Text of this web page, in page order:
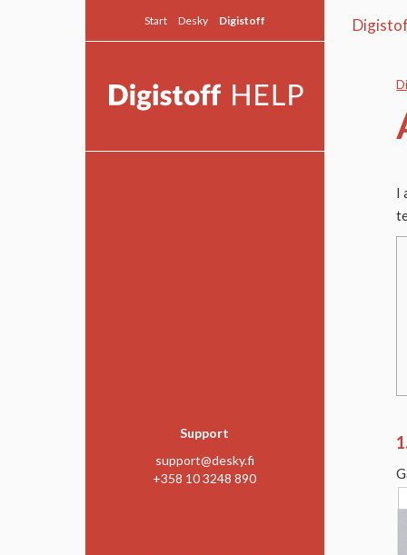
Start Desky Digistoff
Support
support@desky.fi
+358 10 3248 890
I